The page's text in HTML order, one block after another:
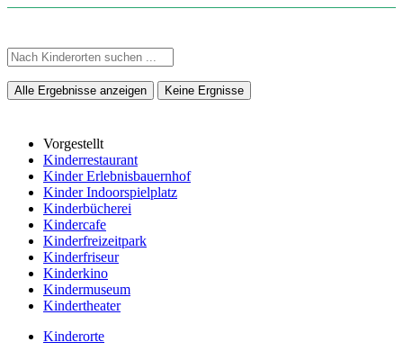
Alle Ergebnisse anzeigen Keine Ergnisse
Vorgestellt
Kinderrestaurant
Kinder Erlebnisbauernhof
Kinder Indoorspielplatz
Kinderbücherei
Kindercafe
Kinderfreizeitpark
Kinderfriseur
Kinderkino
Kindermuseum
Kindertheater
Kinderorte